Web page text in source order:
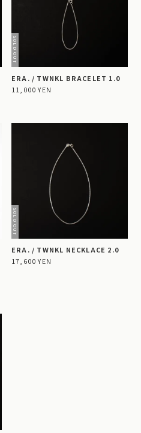
ERA. / TWNKL BRACELET 1.0
11,000 YEN
ERA. / TWNKL NECKLACE 2.0
17,600 YEN